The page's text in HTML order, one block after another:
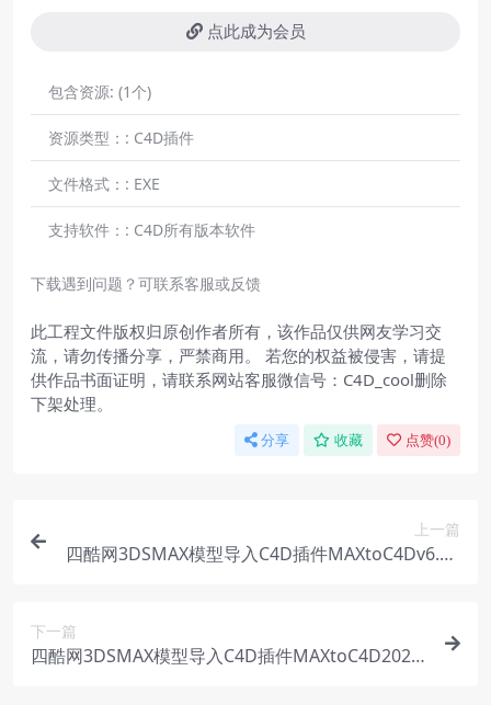
点此成为会员
包含资源: (1个)
资源类型：: C4D插件
文件格式：: EXE
支持软件：: C4D所有版本软件
下载遇到问题？可联系客服或反馈
此工程文件版权归原创作者所有，该作品仅供网友学习交
流，请勿传播分享，严禁商用。 若您的权益被侵害，请提
供作品书面证明，请联系网站客服微信号：C4D_cool删除
下架处理。
分享 收藏 点赞(0)
上一篇
四酷网3DSMAX模型导入C4D插件MAXtoC4Dv6.3R
下一篇
四酷网3DSMAX模型导入C4D插件MAXtoC4D2024